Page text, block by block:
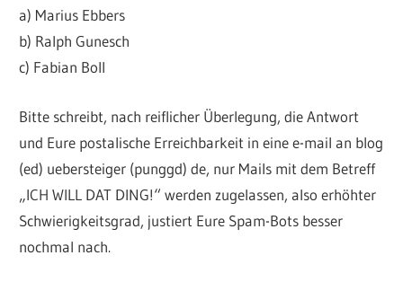
a) Marius Ebbers
b) Ralph Gunesch
c) Fabian Boll
Bitte schreibt, nach reiflicher Überlegung, die Antwort
und Eure postalische Erreichbarkeit in eine e-mail an blog
(ed) uebersteiger (punggd) de, nur Mails mit dem Betreff
„ICH WILL DAT DING!“ werden zugelassen, also erhöhter
Schwierigkeitsgrad, justiert Eure Spam-Bots besser
nochmal nach.